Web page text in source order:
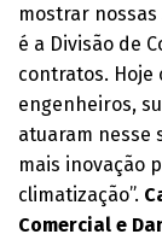
mostrar
é a Divisão de
contratos. Hoje
engenheiros,
atuaram nesse
mais inovação
climatização”.
Comercial e